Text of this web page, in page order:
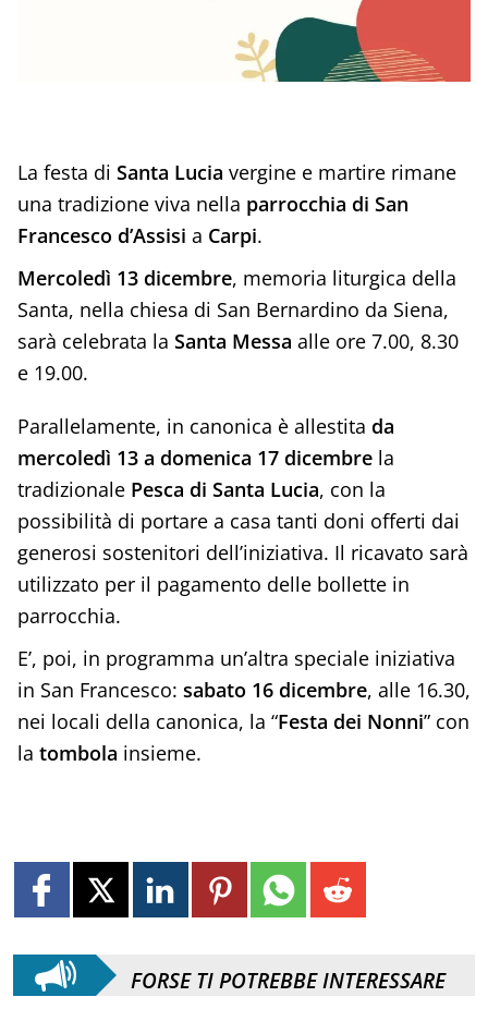
La festa di Santa Lucia vergine e martire rimane
una tradizione viva nella parrocchia di San
Francesco d’Assisi a Carpi.
Mercoledì 13 dicembre, memoria liturgica della
Santa, nella chiesa di San Bernardino da Siena,
sarà celebrata la Santa Messa alle ore 7.00, 8.30
e 19.00.
Parallelamente, in canonica è allestita da
mercoledì 13 a domenica 17 dicembrela
tradizionale Pesca di Santa Lucia, con la
possibilità di portare a casa tanti doni offerti dai
generosi sostenitori dell’iniziativa. Il ricavato sarà
utilizzato per il pagamento delle bollette in
parrocchia.
E’, poi, in programma un’altra speciale iniziativa
in San Francesco: sabato 16 dicembre, alle 16.30,
nei locali della canonica, la “Festa dei Nonni” con
la tombola insieme.
FORSE TI POTREBBE INTERESSARE